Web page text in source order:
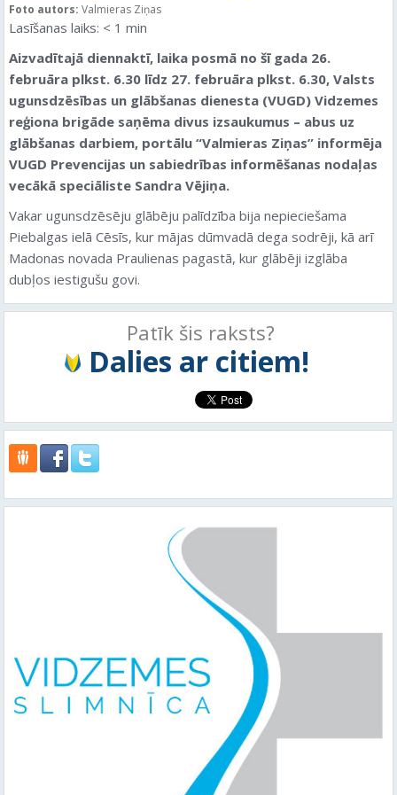
Foto autors: Valmieras Ziņas
Lasīšanas laiks: < 1 min
Aizvadītajā diennaktī, laika posmā no šī gada 26.
februāra plkst. 6.30 līdz 27. februāra plkst. 6.30, Valsts
ugunsdzēsības un glābšanas dienesta (VUGD) Vidzemes
reģiona brigāde saņēma divus izsaukumus – abus uz
glābšanas darbiem, portālu “Valmieras Ziņas” informēja
VUGD Prevencijas un sabiedrības informēšanas nodaļas
vecākā speciāliste Sandra Vējiņa.
Vakar ugunsdzēsēju glābēju palīdzība bija nepieciešama
Piebalgas ielā Cēsīs, kur mājas dūmvadā dega sodrēji, kā arī
Madonas novada Praulienas pagastā, kur glābēji izglāba
dubļos iestigušu govi.
Patīk šis raksts?
Dalies ar citiem!